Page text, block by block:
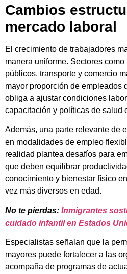
Cambios
mercado laboral
El crecimiento de trabajadores
manera uniforme. Sectores
públicos, transporte y comercio
mayor proporción de empleados
obliga a ajustar condiciones
capacitación y políticas de salud
Además, una parte relevante de
en modalidades de empleo
realidad plantea desafíos para
que deben equilibrar
conocimiento y bienestar físico
vez más diversos en edad.
No te pierdas: Inmigrantes
cuidado infantil en Estados
Especialistas señalan que la
mayores puede fortalecer a las
acompaña de programas de